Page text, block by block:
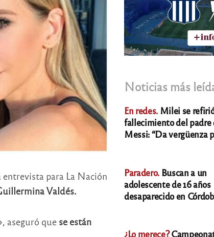
para La Nación
Valdés.
aseguró que se están
Noticias más
En redes. Milei se
fallecimiento del padre
Messi: “Da vergüenza
Paradero. Buscan a un
adolescente de 16 años
desaparecido en
¿Lo merece?